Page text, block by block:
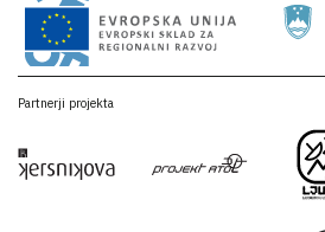
Partnerji projekta